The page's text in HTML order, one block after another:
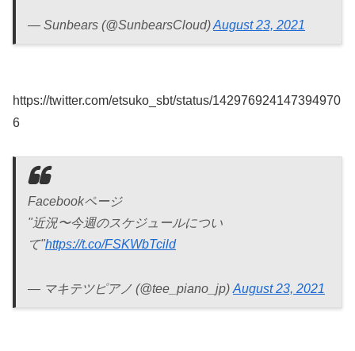
— Sunbears (@SunbearsCloud)August 23, 2021
https://twitter.com/etsuko_sbt/status/142976924147394970
6
Facebookページ
"近況〜今週のスケジュールについ
て"https://t.co/FSKWbTcild
— マキテツピアノ (@tee_piano_jp) August 23, 2021